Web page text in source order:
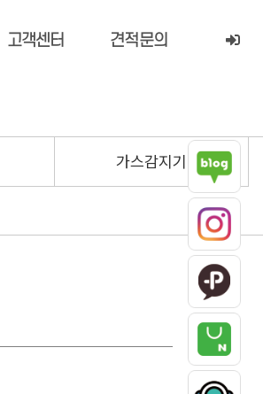
고객센터 견적문의
가스감지기